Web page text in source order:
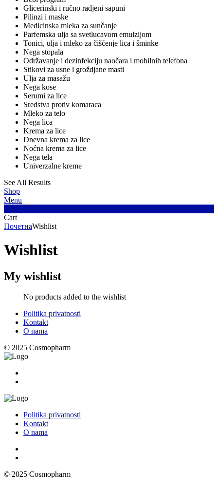
Glicerinski i ručno radjeni sapuni
Pilinzi i maske
Medicinska mleka za sunčanje
Parfemska ulja sa svetlucavom emulzijom
Tonici, ulja i mleko za čišćenje lica i šminke
Nega stopala
Održavanje i dezinfekciju naočara i mobilnih telefona
Stikovi za usne i groždjane masti
Ulja za masažu
Nega kose
Serumi za lice
Sredstva protiv komaraca
Mleko za telo
Nega lica
Krema za lice
Dnevna krema za lice
Noćna krema za lice
Nega tela
Univerzalne kreme
See All Results
Shop
Menu
Cart
ПочетнаWishlist
Wishlist
My wishlist
No products added to the wishlist
Politika privatnosti
Kontakt
O nama
© 2025 Cosmopharm
Politika privatnosti
Kontakt
O nama
© 2025 Cosmopharm